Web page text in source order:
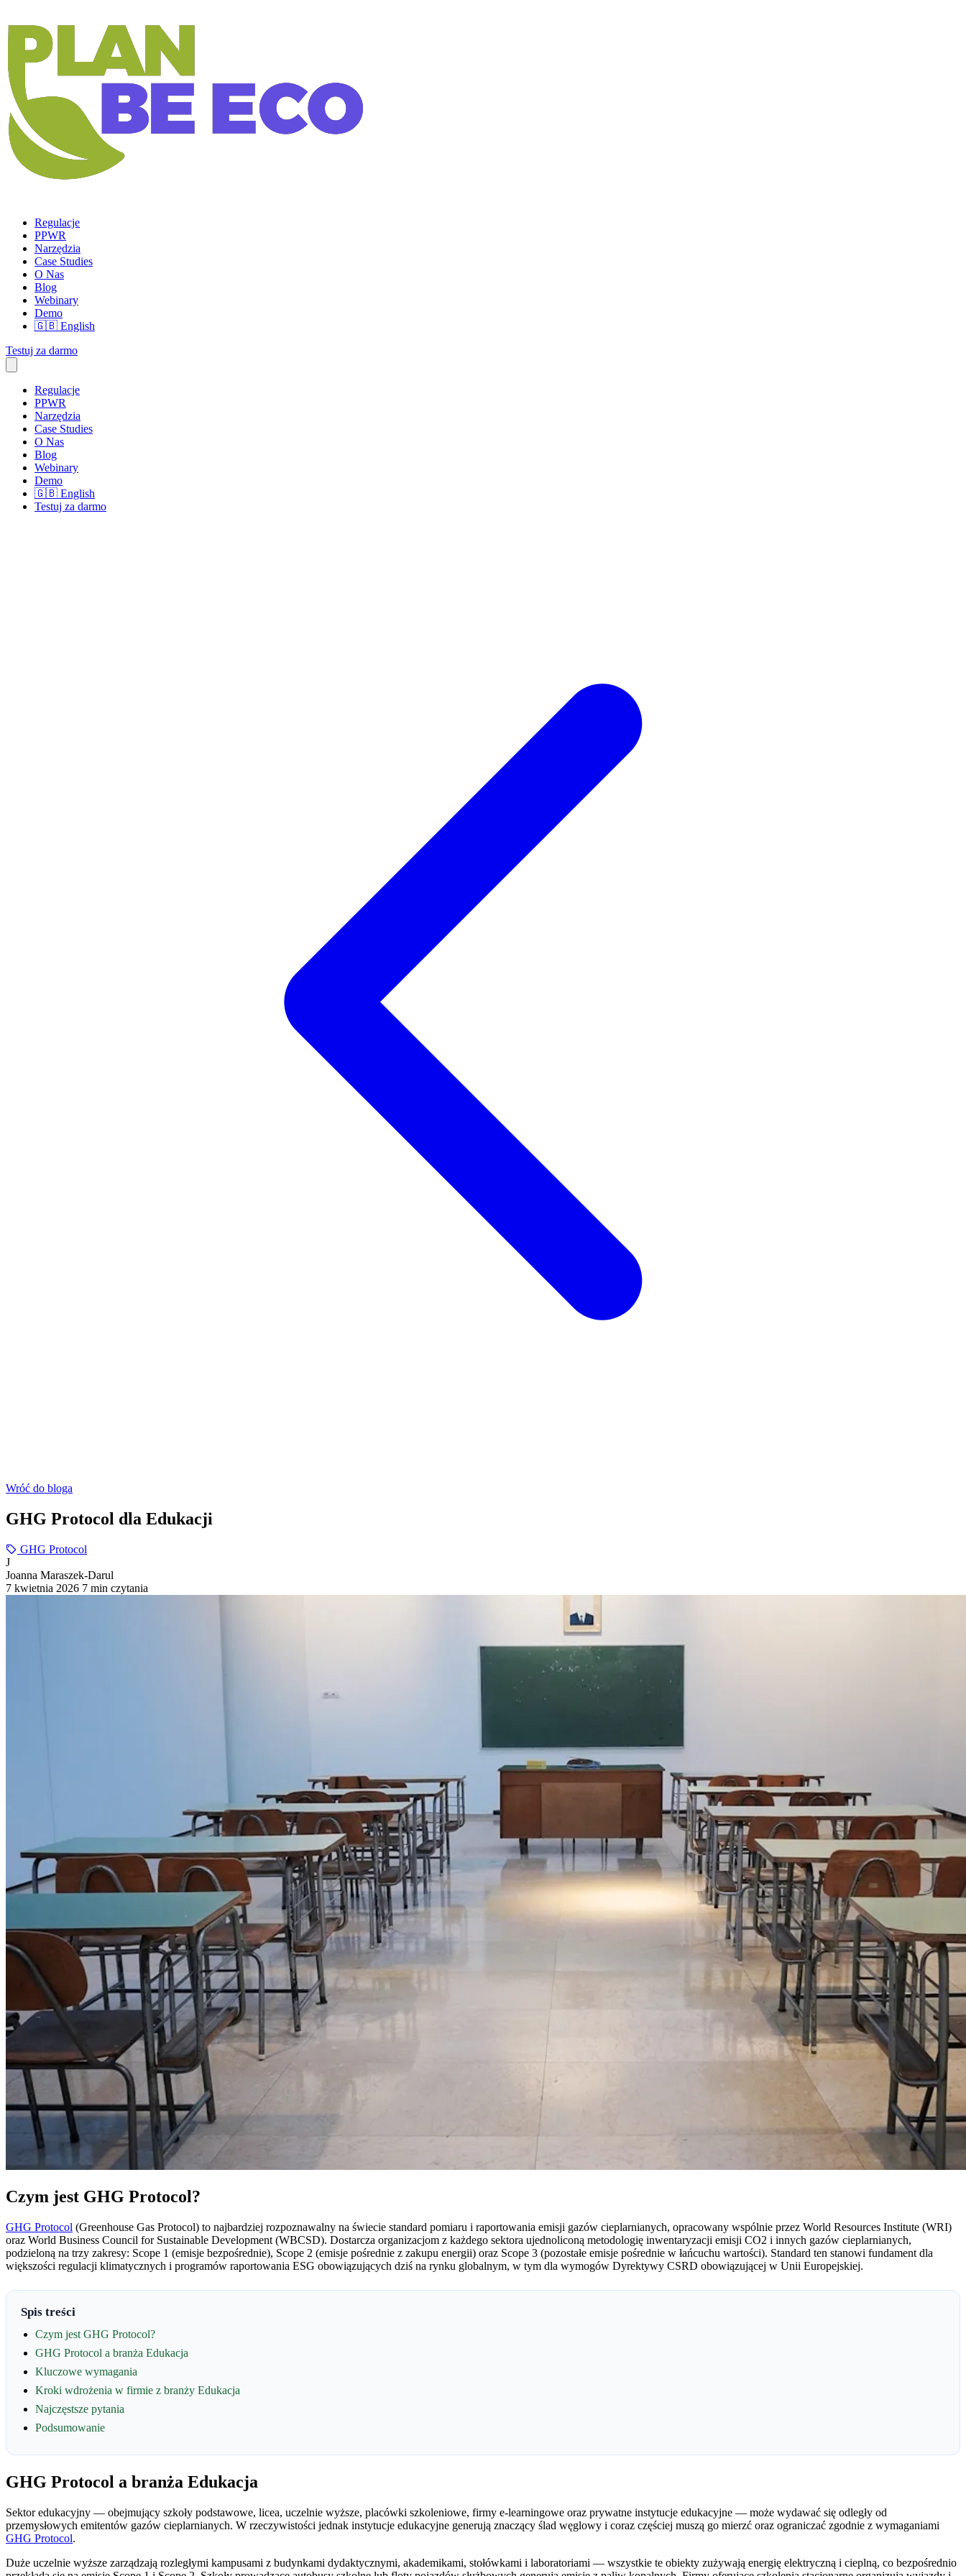
Regulacje
PPWR
Narzędzia
Case Studies
O Nas
Blog
Webinary
Demo
🇬🇧 English
Testuj za darmo
Regulacje
PPWR
Narzędzia
Case Studies
O Nas
Blog
Webinary
Demo
🇬🇧 English
Testuj za darmo
Wróć do bloga
GHG Protocol dla Edukacji
GHG Protocol
J
Joanna Maraszek-Darul
7 kwietnia 2026 7 min czytania
Czym jest GHG Protocol?
GHG Protocol (Greenhouse Gas Protocol) to najbardziej rozpoznawalny na świecie standard pomiaru i raportowania emisji gazów cieplarnianych, opracowany wspólnie przez World Resources Institute (WRI)
oraz World Business Council for Sustainable Development (WBCSD). Dostarcza organizacjom z każdego sektora ujednoliconą metodologię inwentaryzacji emisji CO2 i innych gazów cieplarnianych,
podzieloną na trzy zakresy: Scope 1 (emisje bezpośrednie), Scope 2 (emisje pośrednie z zakupu energii) oraz Scope 3 (pozostałe emisje pośrednie w łańcuchu wartości). Standard ten stanowi fundament dla
większości regulacji klimatycznych i programów raportowania ESG obowiązujących dziś na rynku globalnym, w tym dla wymogów Dyrektywy CSRD obowiązującej w Unii Europejskiej.
Spis treści
Czym jest GHG Protocol?
GHG Protocol a branża Edukacja
Kluczowe wymagania
Kroki wdrożenia w firmie z branży Edukacja
Najczęstsze pytania
Podsumowanie
GHG Protocol a branża Edukacja
Sektor edukacyjny — obejmujący szkoły podstawowe, licea, uczelnie wyższe, placówki szkoleniowe, firmy e-learningowe oraz prywatne instytucje edukacyjne — może wydawać się odległy od
przemysłowych emitentów gazów cieplarnianych. W rzeczywistości jednak instytucje edukacyjne generują znaczący ślad węglowy i coraz częściej muszą go mierzć oraz ograniczać zgodnie z wymaganiami
GHG Protocol.
Duże uczelnie wyższe zarządzają rozległymi kampusami z budynkami dydaktycznymi, akademikami, stołówkami i laboratoriami — wszystkie te obiekty zużywają energię elektryczną i cieplną, co bezpośrednio